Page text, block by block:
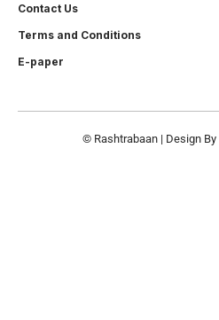
Contact Us
Terms and Conditions
E-paper
© Rashtrabaan | Design By